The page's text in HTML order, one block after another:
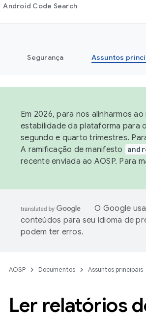
Android Code Search
Segurança Assuntos
Em 2026, para nos alinharmos
estabilidade da plataforma para
segundo e quarto trimestres.
A ramificação de manifesto
recente enviada ao AOSP. Para
O Google
conteúdos para seu idioma de
podem ter erros.
AOSP Documentos Assuntos principais
Ler relatórios